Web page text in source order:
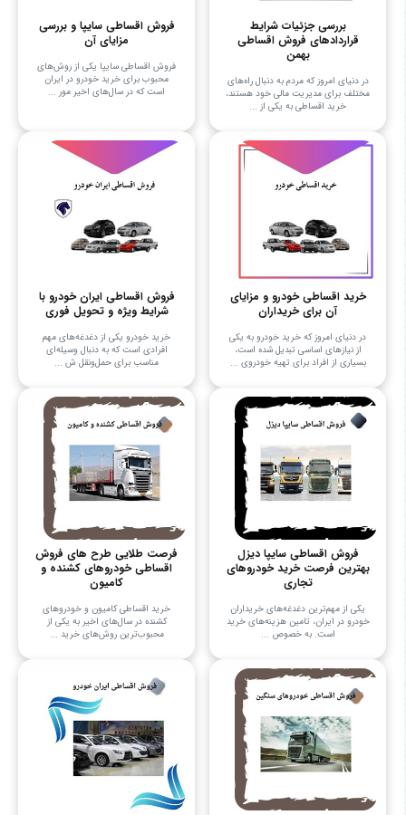
بررسی جزئیات شرایط
قراردادهای فروش اقساطی
بهمن
در دنیای امروز که مردم به دنبال راه‌های
مختلف برای مدیریت مالی خود هستند،
خرید اقساطی به یکی از ...
فروش اقساطی سایپا و بررسی
مزایای آن
فروش اقساطی سایپا یکی از روش‌های
محبوب برای خرید خودرو در ایران
است که در سال‌های اخیر مور ...
خرید اقساطی خودرو و مزایای
آن برای خریداران
در دنیای امروز که خرید خودرو به یکی
از نیازهای اساسی تبدیل شده است،
بسیاری از افراد برای تهیه خودروی ...
فروش اقساطی ایران خودرو با
شرایط ویژه و تحویل فوری
خرید خودرو یکی از دغدغه‌های مهم
افرادی است که به دنبال وسیله‌ای
مناسب برای حمل‌ونقل ش ...
فروش اقساطی سایپا دیزل
بهترین فرصت خرید خودروهای
تجاری
یکی از مهم‌ترین دغدغه‌های خریداران
خودرو در ایران، تامین هزینه‌های خرید
است. به خصوص ...
فرصت طلایی طرح های فروش
اقساطی خودروهای کشنده و
کامیون
خرید اقساطی کامیون و خودروهای
کشنده در سال‌های اخیر به یکی از
محبوب‌ترین روش‌های خرید ...